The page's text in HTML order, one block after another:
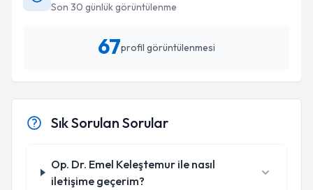
Son 30 günlük görüntülenme
67profil görüntülenmesi
Sık Sorulan Sorular
Op. Dr. Emel Keleştemur ile nasıl
iletişime geçerim?